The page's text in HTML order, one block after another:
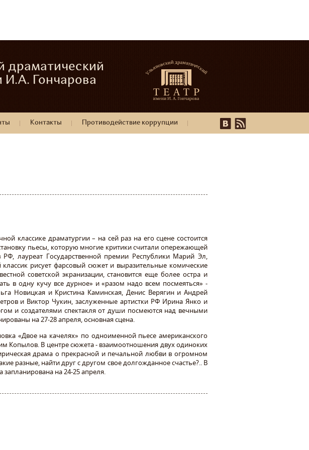
драматический
И.А. Гончарова
Контакты Противодействие коррупции
классике драматургии – на сей раз на его сцене состоится
пьесы, которую многие критики считали опережающей
РФ, лауреат Государственной премии Республики Марий Эл,
рисует фарсовый сюжет и выразительные комические
советской экранизации, становится еще более остра и
в одну кучу все дурное» и «разом надо всем посмеяться» -
Новицкая и Кристина Каминская, Денис Верягин и Андрей
и Виктор Чукин, заслуженные артистки РФ Ирина Янко и
и создателями спектакля от души посмеются над вечными
на 27-28 апреля, основная сцена.
«Двое на качелях» по одноименной пьесе американского
Копылов. В центре сюжета - взаимоотношения двух одиноких
драма о прекрасной и печальной любви в огромном
разные, найти друг с другом свое долгожданное счастье?.. В
на 24-25 апреля.